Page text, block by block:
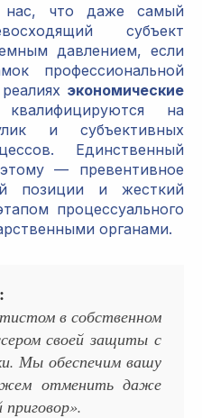
нас, что даже самый
субъект
давлением, если
профессиональной
экономические
на
и субъективных
Единственный
— превентивное
позиции и жесткий
процессуального
органами.
в собственном
своей защиты с
Мы обеспечим вашу
отменить даже